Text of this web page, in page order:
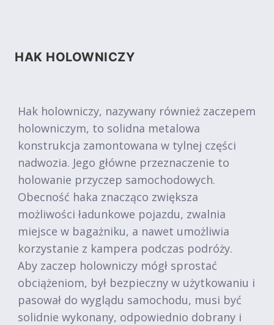
HAK HOLOWNICZY
Hak holowniczy, nazywany również zaczepem
holowniczym, to solidna metalowa
konstrukcja zamontowana w tylnej części
nadwozia. Jego główne przeznaczenie to
holowanie przyczep samochodowych.
Obecność haka znacząco zwiększa
możliwości ładunkowe pojazdu, zwalnia
miejsce w bagażniku, a nawet umożliwia
korzystanie z kampera podczas podróży.
Aby zaczep holowniczy mógł sprostać
obciążeniom, był bezpieczny w użytkowaniu i
pasował do wyglądu samochodu, musi być
solidnie wykonany, odpowiednio dobrany i